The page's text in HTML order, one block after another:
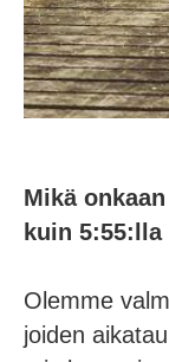
Mikä
kuin
Olemme
joiden